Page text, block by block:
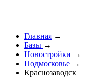
Главная →
Базы →
Новостройки →
Подмосковье →
Краснозаводск